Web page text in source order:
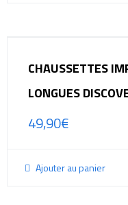
CHAUSSETTES
LONGUES
49,90€
Ajouter au panier